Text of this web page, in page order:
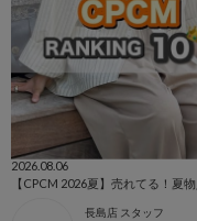
2026.08.06
長島店 スタッフ